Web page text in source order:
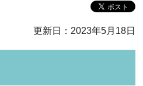
更新日：2023年5月18日